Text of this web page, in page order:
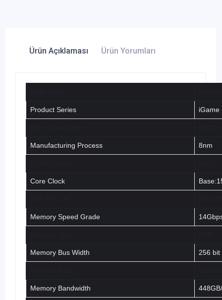
Ürün Açıklaması Ürün Yorumları
Product Series iGame
Manufacturing Process 8nm
Core Clock
Memory Speed Grade
Memory Bus Width 256 bit
Memory Bandwidth